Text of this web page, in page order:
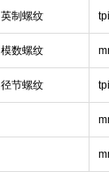
英制螺纹 tpi
模数螺纹
径节螺纹 tpi